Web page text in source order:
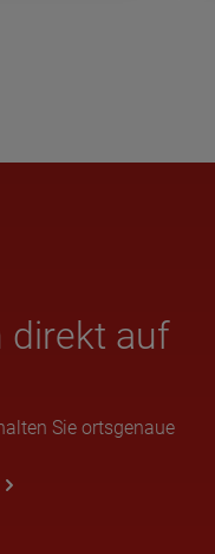
direkt auf
Sie ortsgenaue